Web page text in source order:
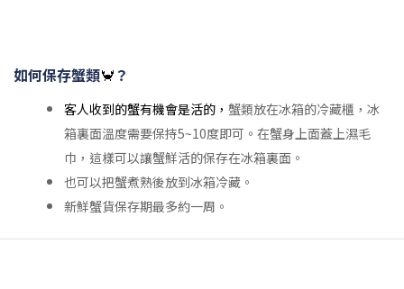
如何保存蟹類🦀 ？
客人收到的蟹有機會是活的， 蟹類放在冰箱的冷藏櫃，冰
箱裏面溫度需要保持5~10度即可。在蟹身上面蓋上濕毛
巾，這樣可以讓蟹鮮活的保存在冰箱裏面。
也可以把蟹煮熟後放到冰箱冷藏。
新鮮蟹貨保存期最多約一周。